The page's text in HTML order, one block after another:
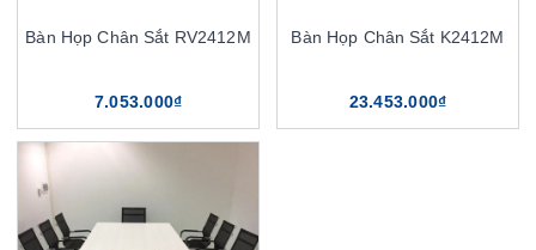
Bàn Họp Chân Sắt RV2412M
7.053.000₫
Bàn Họp Chân Sắt K2412M
23.453.000₫